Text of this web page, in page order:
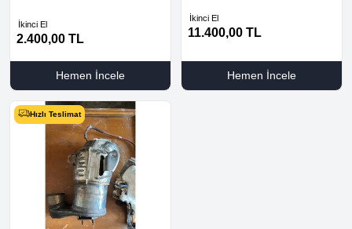
İkinci El
2.400,00 TL
Hemen İncele
İkinci El
11.400,00 TL
Hemen İncele
Hızlı Teslimat